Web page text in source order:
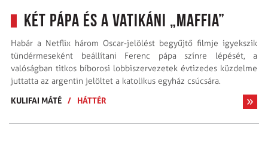
Két pápa és a vatikáni „maffia”
Habár a Netflix három Oscar-jelölést begyűjtő filmje igyekszik
tündérmeseként beállítani Ferenc pápa színre lépését, a
valóságban titkos bíborosi lobbi­szervezetek évtizedes küzdelme
juttatta az argentin jelöltet a katolikus egyház csúcsára.
KULIFAI MÁTÉ / HÁTTÉR